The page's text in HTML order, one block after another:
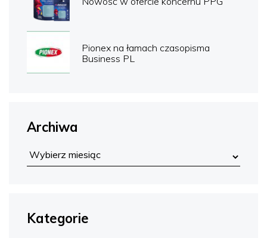
Pionex na łamach czasopisma
Business PL
Archiwa
Kategorie